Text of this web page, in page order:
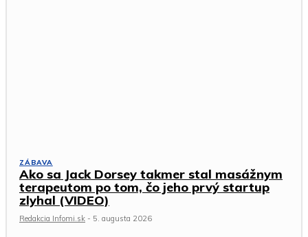
ZÁBAVA
Ako sa Jack Dorsey takmer stal masážnym
terapeutom po tom, čo jeho prvý startup
zlyhal (VIDEO)
Redakcia Infomi.sk - 5. augusta 2026